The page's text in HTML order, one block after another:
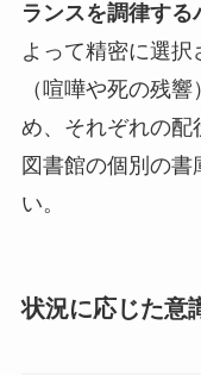
ランスを調律する
よって精密に選
（喧嘩や死の残
め、それぞれの配
図書館の個別の書
い。
状況に応じた意